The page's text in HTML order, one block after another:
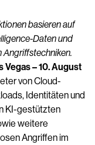
basieren auf
Daten und
Angriffstechniken.
Vegas – 10. August
von Cloud-
Identitäten und
KI-gestützten
weitere
Angriffen im